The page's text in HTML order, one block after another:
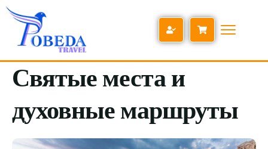
Святые места и
духовные маршруты